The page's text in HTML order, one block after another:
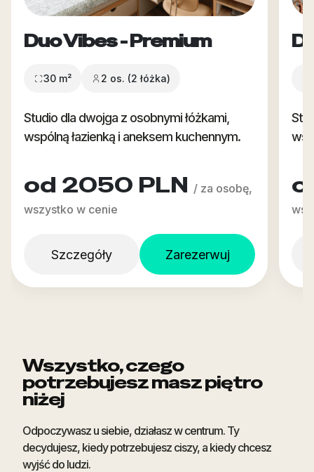
Duo Vibes - Premium
30 m² 2 os. (2 łóżka)
Studio dla dwojga z osobnymi łóżkami,
wspólną łazienką i aneksem kuchennym.
od 2050 PLN / za osobę,
wszystko w cenie
Szczegóły Zarezerwuj
Wszystko, czego
potrzebujesz masz piętro
niżej
Odpoczywasz u siebie, działasz w centrum. Ty
decydujesz, kiedy potrzebujesz ciszy, a kiedy chcesz
wyjść do ludzi.